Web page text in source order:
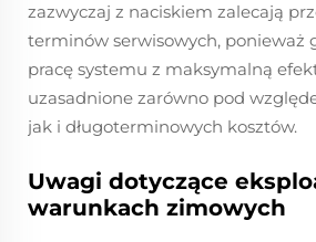
zazwyczaj z naciskiem zalecają
terminów serwisowych, ponieważ
pracę systemu z maksymalną
uzasadnione zarówno pod
jak i długoterminowych kosztów.
Uwagi dotyczące
warunkach zimowych